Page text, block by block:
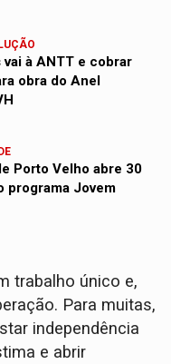
vai à ANTT e cobrar
obra do Anel
Porto Velho abre 30
programa Jovem
trabalho único e,
Para muitas,
independência
e abrir